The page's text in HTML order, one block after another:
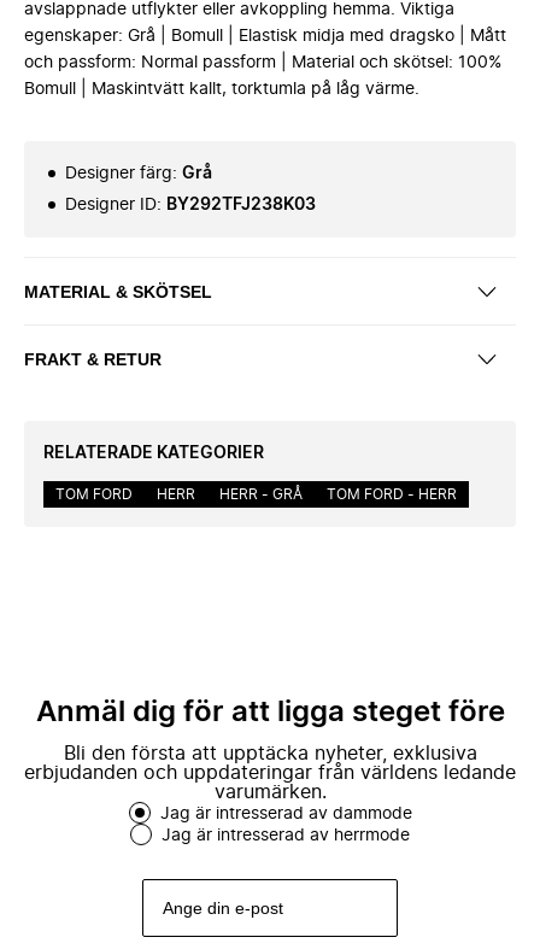
avslappnade utflykter eller avkoppling hemma. Viktiga
egenskaper: Grå | Bomull | Elastisk midja med dragsko | Mått
och passform: Normal passform | Material och skötsel: 100%
Bomull | Maskintvätt kallt, torktumla på låg värme.
Designer färg: Grå
Designer ID: BY292TFJ238K03
MATERIAL & SKÖTSEL
FRAKT & RETUR
RELATERADE KATEGORIER
TOM FORD HERR HERR - GRÅ TOM FORD - HERR
Anmäl dig för att ligga steget före
Bli den första att upptäcka nyheter, exklusiva
erbjudanden och uppdateringar från världens ledande
varumärken.
Jag är intresserad av dammode
Jag är intresserad av herrmode